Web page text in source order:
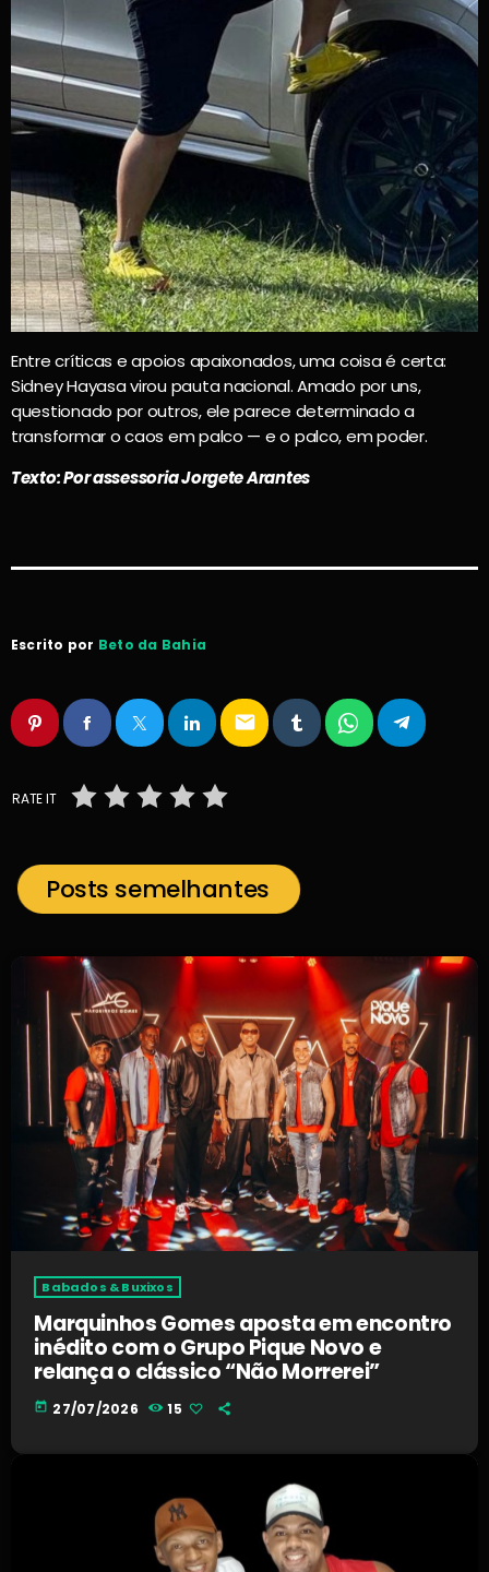
Entre críticas e apoios apaixonados, uma coisa é certa:
Sidney Hayasa virou pauta nacional. Amado por uns,
questionado por outros, ele parece determinado a
transformar o caos em palco — e o palco, em poder.
Texto: Por assessoria Jorgete Arantes
Escrito por Beto da Bahia
email
RATE IT
Posts semelhantes
Babados & Buxixos
Marquinhos Gomes aposta em encontro
inédito com o Grupo Pique Novo e
relança o clássico “Não Morrerei”
today 27/07/2026 15